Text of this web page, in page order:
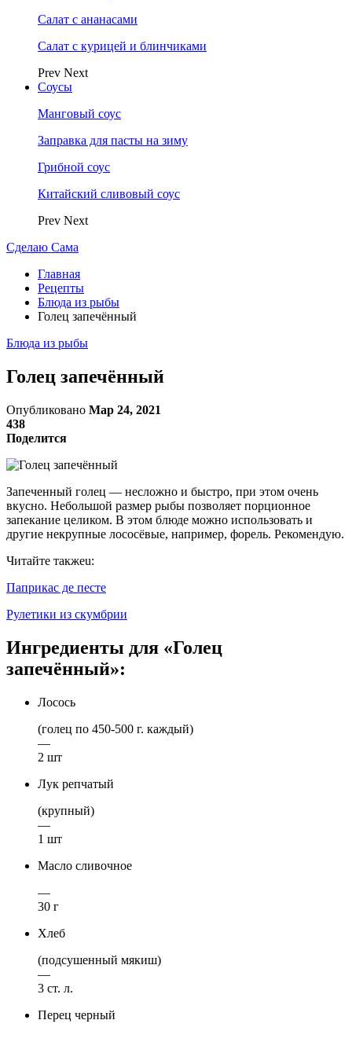
Салат с ананасами
Салат с курицей и блинчиками
Prev Next
Соусы
Манговый соус
Заправка для пасты на зиму
Грибной соус
Китайский сливовый соус
Prev Next
Сделаю Сама
Главная
Рецепты
Блюда из рыбы
Голец запечённый
Блюда из рыбы
Голец запечённый
Опубликовано Мар 24, 2021
438
Поделится
Запеченный голец — несложно и быстро, при этом очень
вкусно. Небольшой размер рыбы позволяет порционное
запекание целиком. В этом блюде можно использовать и
другие некрупные лососёвые, например, форель. Рекомендую.
Читайте такжеu:
Паприкас де песте
Рулетики из скумбрии
Ингредиенты для «Голец
запечённый»:
Лосось
(голец по 450-500 г. каждый)
—
2 шт
Лук репчатый
(крупный)
—
1 шт
Масло сливочное
—
30 г
Хлеб
(подсушенный мякиш)
—
3 ст. л.
Перец черный